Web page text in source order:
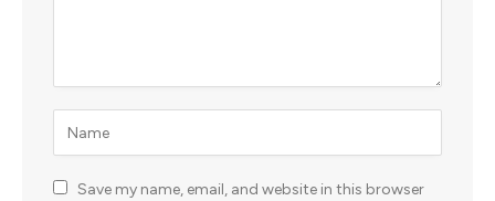
Save my name, email, and website in this browser